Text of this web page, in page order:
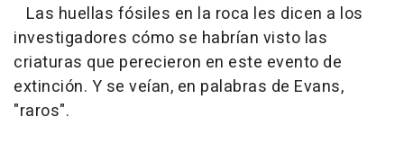
Las huellas fósiles en la roca les dicen a los
investigadores cómo se habrían visto las
criaturas que perecieron en este evento de
extinción. Y se veían, en palabras de Evans,
"raros".